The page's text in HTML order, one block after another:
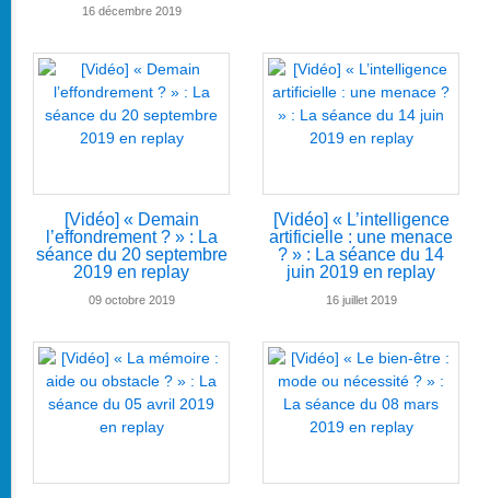
16 décembre 2019
[Vidéo] « Demain
l’effondrement ? » : La
séance du 20 septembre
2019 en replay
09 octobre 2019
[Vidéo] « L’intelligence
artificielle : une menace
? » : La séance du 14
juin 2019 en replay
16 juillet 2019